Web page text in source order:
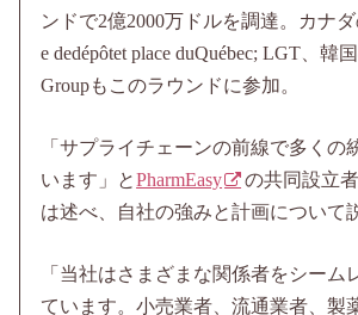
ンドで2億2000万ドルを調達。カナ
e dedépôtet place duQuébec; LGT、韓
Groupもこのラウンドに参加。
「サプライチェーンの前線で多くの
います」とPharmEasy
の共同設立
は述べ、自社の強みと計画について
「当社はさまざまな関係者をシーム
ています。小売業者、流通業者、製